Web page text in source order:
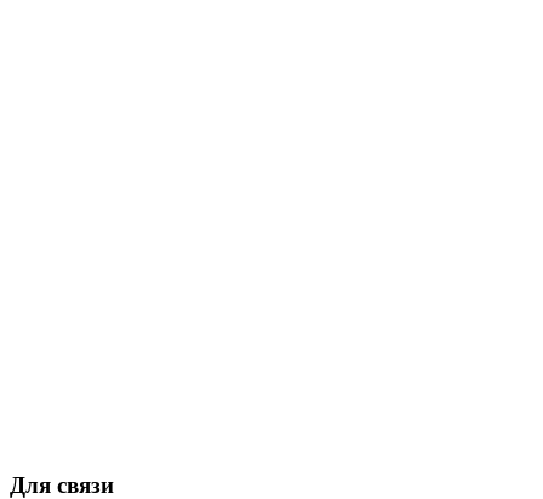
Для связи